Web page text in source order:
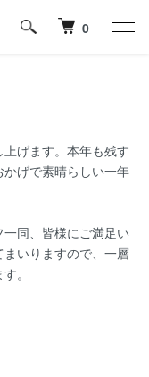
0
げます。本年も残す
げで素晴らしい一年
同、皆様にご満足い
いりますので、一層
。